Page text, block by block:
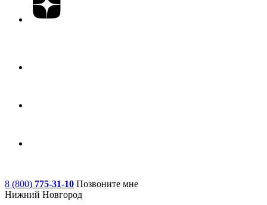
8 (800) 775-31-10 Позвоните мне
Нижний Новгород